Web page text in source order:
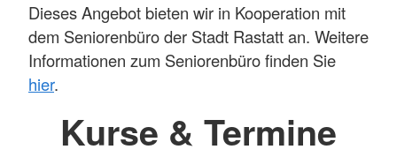
Dieses Angebot bieten wir in Kooperation mit
dem Seniorenbüro der Stadt Rastatt an. Weitere
Informationen zum Seniorenbüro finden Sie
hier.
Kurse & Termine